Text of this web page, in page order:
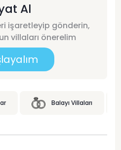
Al
işaretleyip gönderin,
villaları önerelim
Balayı Villaları